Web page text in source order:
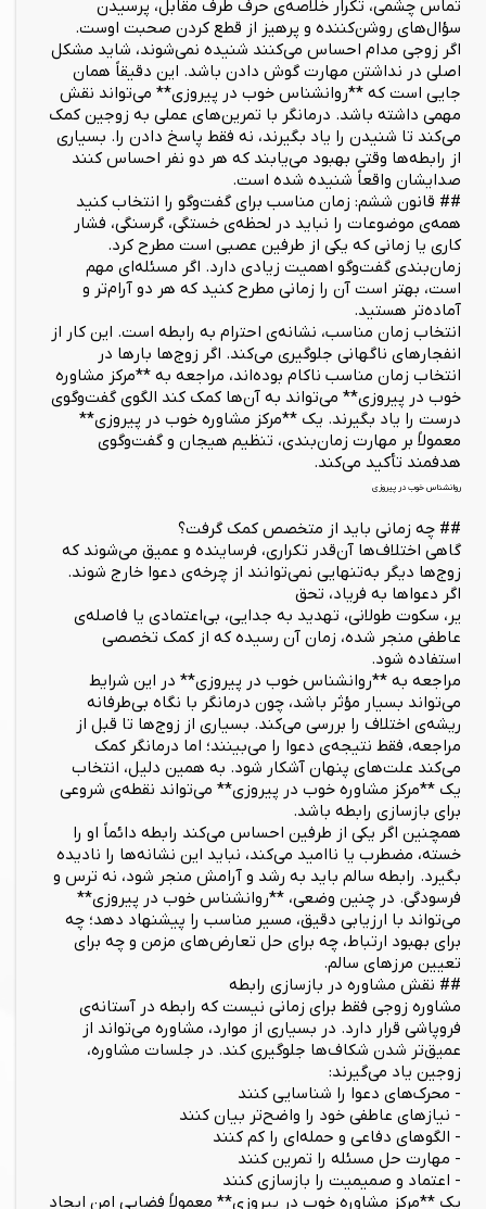
تماس چشمی، تکرار خلاصه‌ی حرف طرف مقابل، پرسیدن
سؤال‌های روشن‌کننده و پرهیز از قطع کردن صحبت اوست.
اگر زوجی مدام احساس می‌کنند شنیده نمی‌شوند، شاید مشکل
اصلی در نداشتن مهارت گوش دادن باشد. این دقیقاً همان
جایی است که **روانشناس خوب در پیروزی** می‌تواند نقش
مهمی داشته باشد. درمانگر با تمرین‌های عملی به زوجین کمک
می‌کند تا شنیدن را یاد بگیرند، نه فقط پاسخ دادن را. بسیاری
از رابطه‌ها وقتی بهبود می‌یابند که هر دو نفر احساس کنند
صدایشان واقعاً شنیده شده است.
## قانون ششم: زمان مناسب برای گفت‌وگو را انتخاب کنید
همه‌ی موضوعات را نباید در لحظه‌ی خستگی، گرسنگی، فشار
کاری یا زمانی که یکی از طرفین عصبی است مطرح کرد.
زمان‌بندی گفت‌وگو اهمیت زیادی دارد. اگر مسئله‌ای مهم
است، بهتر است آن را زمانی مطرح کنید که هر دو آرام‌تر و
آماده‌تر هستید.
انتخاب زمان مناسب، نشانه‌ی احترام به رابطه است. این کار از
انفجارهای ناگهانی جلوگیری می‌کند. اگر زوج‌ها بارها در
انتخاب زمان مناسب ناکام بوده‌اند، مراجعه به **مرکز مشاوره
خوب در پیروزی** می‌تواند به آن‌ها کمک کند الگوی گفت‌وگوی
درست را یاد بگیرند. یک **مرکز مشاوره خوب در پیروزی**
معمولاً بر مهارت زمان‌بندی، تنظیم هیجان و گفت‌وگوی
هدفمند تأکید می‌کند.
روانشناس خوب در پیروزی
## چه زمانی باید از متخصص کمک گرفت؟
گاهی اختلاف‌ها آن‌قدر تکراری، فرساینده و عمیق می‌شوند که
زوج‌ها دیگر به‌تنهایی نمی‌توانند از چرخه‌ی دعوا خارج شوند.
اگر دعواها به فریاد، تحق
یر، سکوت طولانی، تهدید به جدایی، بی‌اعتمادی یا فاصله‌ی
عاطفی منجر شده، زمان آن رسیده که از کمک تخصصی
استفاده شود.
مراجعه به **روانشناس خوب در پیروزی** در این شرایط
می‌تواند بسیار مؤثر باشد، چون درمانگر با نگاه بی‌طرفانه
ریشه‌ی اختلاف را بررسی می‌کند. بسیاری از زوج‌ها تا قبل از
مراجعه، فقط نتیجه‌ی دعوا را می‌بینند؛ اما درمانگر کمک
می‌کند علت‌های پنهان آشکار شود. به همین دلیل، انتخاب
یک **مرکز مشاوره خوب در پیروزی** می‌تواند نقطه‌ی شروعی
برای بازسازی رابطه باشد.
همچنین اگر یکی از طرفین احساس می‌کند رابطه دائماً او را
خسته، مضطرب یا ناامید می‌کند، نباید این نشانه‌ها را نادیده
بگیرد. رابطه سالم باید به رشد و آرامش منجر شود، نه ترس و
فرسودگی. در چنین وضعی، **روانشناس خوب در پیروزی**
می‌تواند با ارزیابی دقیق، مسیر مناسب را پیشنهاد دهد؛ چه
برای بهبود ارتباط، چه برای حل تعارض‌های مزمن و چه برای
تعیین مرزهای سالم.
## نقش مشاوره در بازسازی رابطه
مشاوره زوجی فقط برای زمانی نیست که رابطه در آستانه‌ی
فروپاشی قرار دارد. در بسیاری از موارد، مشاوره می‌تواند از
عمیق‌تر شدن شکاف‌ها جلوگیری کند. در جلسات مشاوره،
زوجین یاد می‌گیرند:
- محرک‌های دعوا را شناسایی کنند
- نیازهای عاطفی خود را واضح‌تر بیان کنند
- الگوهای دفاعی و حمله‌ای را کم کنند
- مهارت حل مسئله را تمرین کنند
- اعتماد و صمیمیت را بازسازی کنند
یک **مرکز مشاوره خوب در پیروزی** معمولاً فضایی امن ایجاد